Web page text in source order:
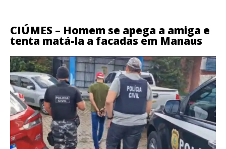
CIÚMES – Homem se apega a amiga e
tenta matá-la a facadas em Manaus